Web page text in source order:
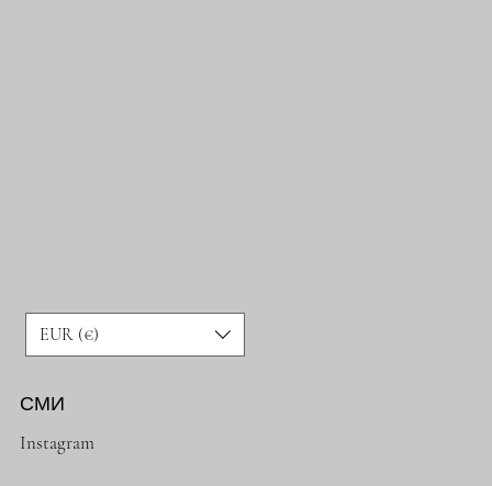
EUR (€)
СМИ
Instagram